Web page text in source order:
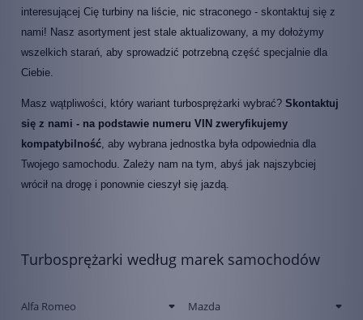
interesującej Cię turbiny na liście, nic straconego - skontaktuj się z
nami! Nasz asortyment jest stale aktualizowany, a my dołożymy
wszelkich starań, aby sprowadzić potrzebną część specjalnie dla
Ciebie.
Masz wątpliwości, który wariant turbosprężarki wybrać? Skontaktuj
się z nami - na podstawie numeru VIN zweryfikujemy
kompatybilność , aby wybrana jednostka była odpowiednia dla
Twojego samochodu. Zależy nam na tym, abyś jak najszybciej
wrócił na drogę i ponownie cieszył się jazdą.
Turbosprężarki według marek samochodów
Alfa Romeo
Mazda